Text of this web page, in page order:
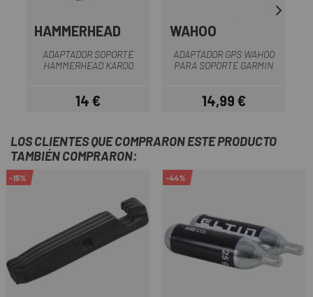
HAMMERHEAD
ADAPTADOR SOPORTE
HAMMERHEAD KAROO
Precio
14 €
WAHOO
ADAPTADOR GPS WAHOO
PARA SOPORTE GARMIN
Precio
14,99 €
LOS CLIENTES QUE COMPRARON ESTE PRODUCTO
TAMBIÉN COMPRARON:
-15% -44%